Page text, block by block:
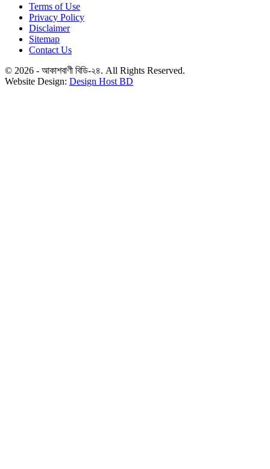
Terms of Use
Privacy Policy
Disclaimer
Sitemap
Contact Us
© 2026 - আকাশবাণী বিডি-২৪. All Rights Reserved.
Website Design: Design Host BD